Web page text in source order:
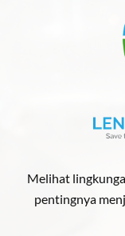
Melihat
pentingnya